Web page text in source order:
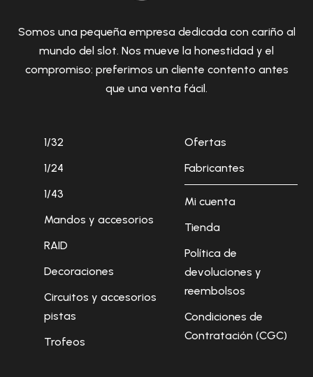
Somos una pequeña empresa dedicada con cariño al
mundo del slot. Nos mueve la honestidad y el
compromiso: preferimos un cliente contento antes
que una venta fácil.
1/32
1/24
1/43
Mandos y accesorios
RAID
Decoraciones
Circuitos y accesorios
pistas
Trofeos
Ofertas
Fabricantes
Mi cuenta
Tienda
Política de
devoluciones y
reembolsos
Condiciones de
Contratación (CGC)